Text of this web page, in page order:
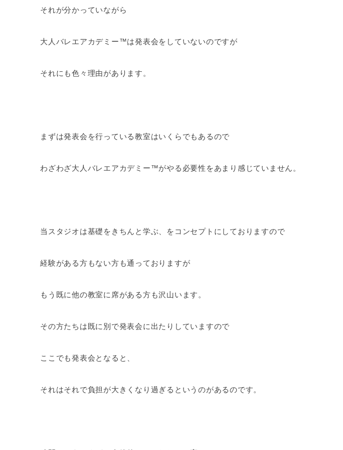
それが分かっていながら
大人バレエアカデミー™は発表会をしていないのですが
それにも色々理由があります。
まずは発表会を行っている教室はいくらでもあるので
わざわざ大人バレエアカデミー™がやる必要性をあまり感じていません。
当スタジオは基礎をきちんと学ぶ、をコンセプトにしておりますので
経験がある方もない方も通っておりますが
もう既に他の教室に席がある方も沢山います。
その方たちは既に別で発表会に出たりしていますので
ここでも発表会となると、
それはそれで負担が大きくなり過ぎるというのがあるのです。